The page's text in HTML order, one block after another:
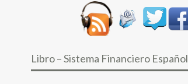
Libro – Sistema Financiero Español